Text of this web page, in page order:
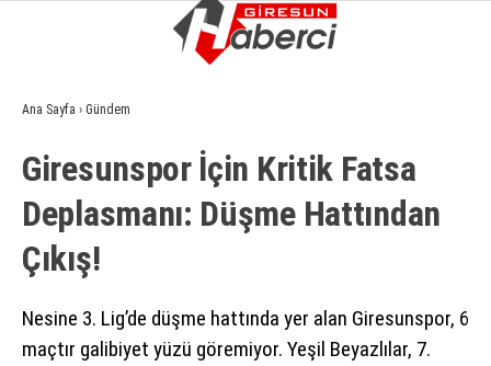
GÜNDEM
EKONOMI
SIYASET
ASAYIŞ
SPOR
Ana Sayfa › Gündem
Giresunspor İçin Kritik Fatsa
Deplasmanı: Düşme Hattından
Çıkış!
Nesine 3. Lig’de düşme hattında yer alan Giresunspor, 6
maçtır galibiyet yüzü göremiyor. Yeşil Beyazlılar, 7.